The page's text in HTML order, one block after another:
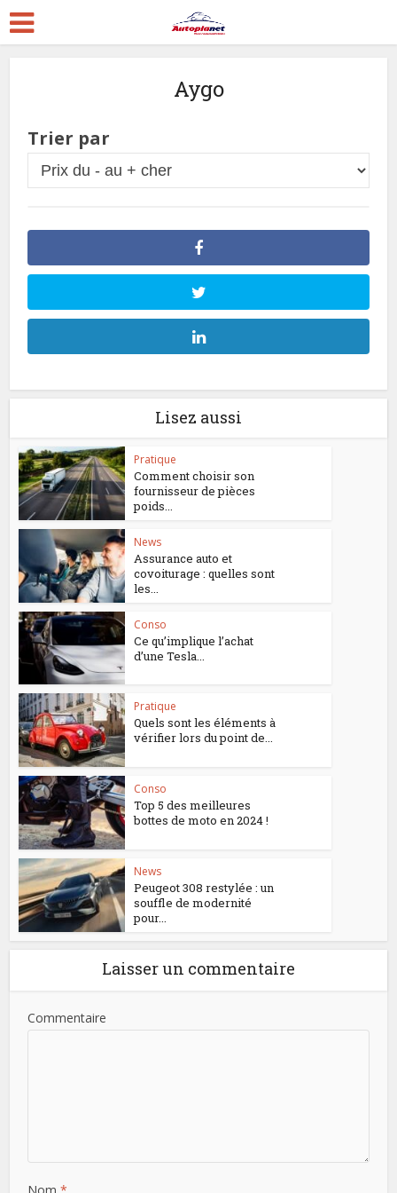
Aygo
Trier par
Lisez aussi
Pratique
Comment choisir son
fournisseur de pièces
poids...
News
Assurance auto et
covoiturage : quelles sont
les...
Conso
Ce qu’implique l’achat
d’une Tesla...
Pratique
Quels sont les éléments à
vérifier lors du point de...
Conso
Top 5 des meilleures
bottes de moto en 2024 !
News
Peugeot 308 restylée : un
souffle de modernité
pour...
Laisser un commentaire
Commentaire
Nom*